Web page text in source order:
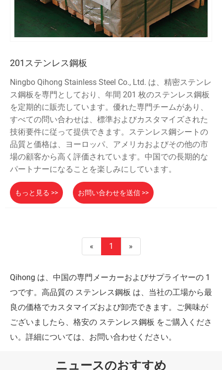
201ステンレス鋼板
Ningbo Qihong Stainless Steel Co., Ltd. は、精密ステンレ
ス鋼板を専門としており、年間 201 枚のステンレス鋼板
を定期的に販売しています。優れた専門チームがあり、
すべての問い合わせは、標準およびカスタマイズされた
技術要件に従って提供できます。ステンレス鋼シートの
品質と価格は、ヨーロッパ、アメリカおよびその他の市
場の顧客から高く評価されています。中国での長期的な
パートナーになることを楽しみにしています。
もっと見る >> お問い合わせを送信 >>
« 1 »
Qihong は、中国の専門メーカーおよびサプライヤーの 1
つです。高品質の ステンレス鋼板 は、当社の工場から最
良の価格でカスタマイズおよび卸売できます。ご興味が
ございましたら、格安の ステンレス鋼板 をご購入くださ
い。詳細については、お問い合わせください。
ニュースのおすすめ